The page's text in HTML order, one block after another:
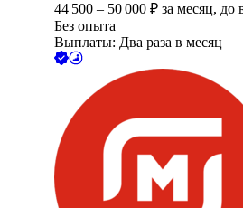
44 500 – 50 000 ₽ за месяц, до
Без опыта
Выплаты: Два раза в месяц